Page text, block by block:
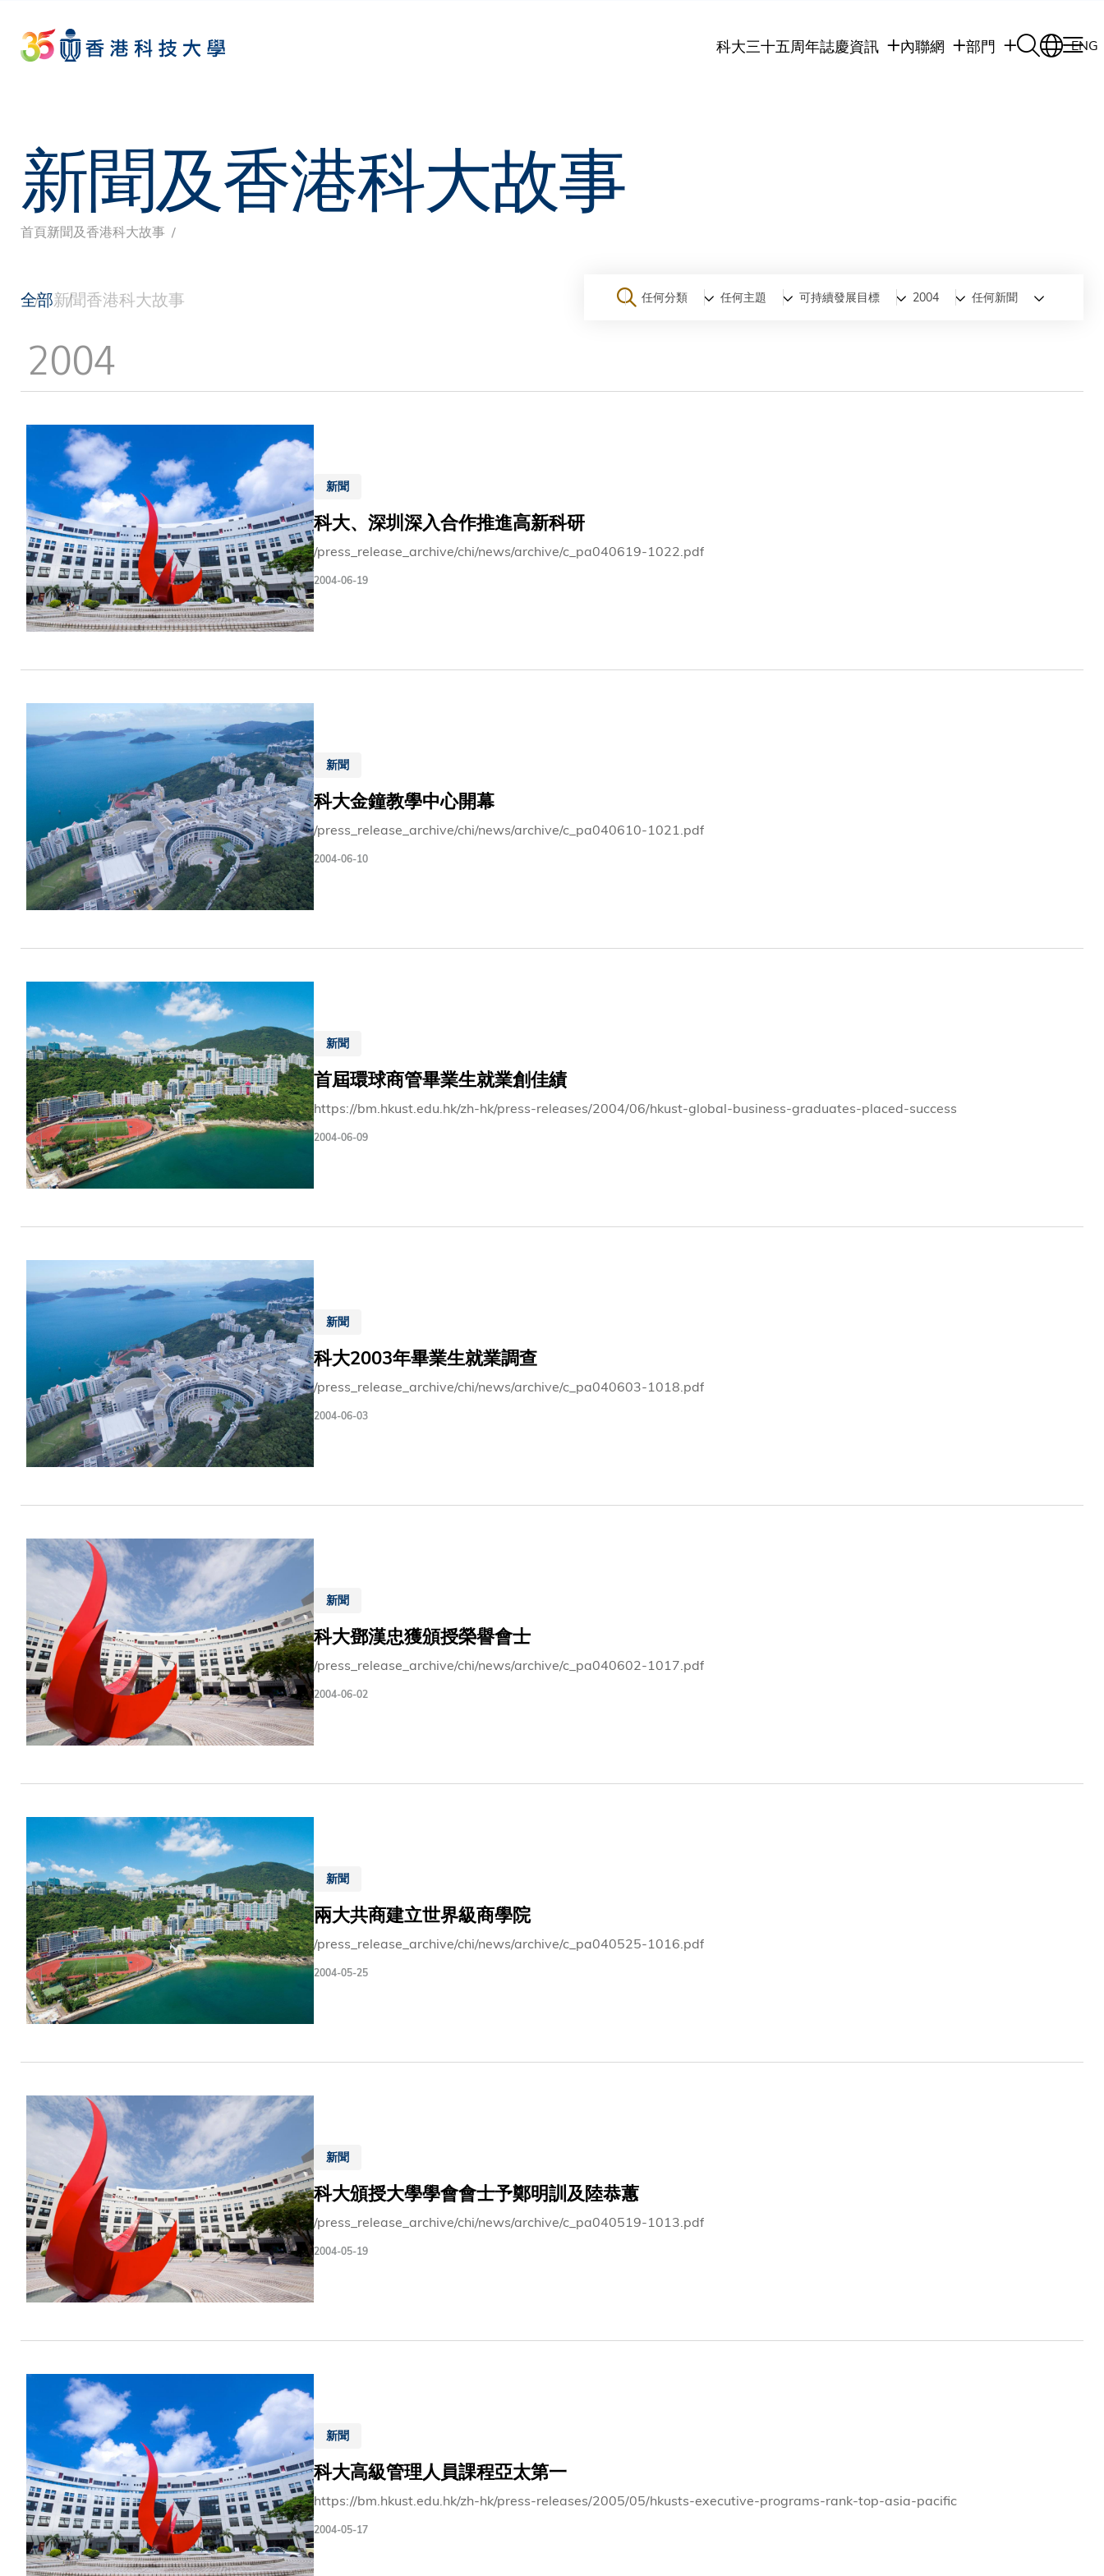
main
content
科大三十五周年誌慶資訊 內聯網 部門 ENG
新聞及香港科大故事
導
航
連
結
首頁新聞及香港科大故事
全部新聞香港科大故事 任何分類 任何主題 可持續發展目標 2004 任何新聞
2004
新聞
科大、深圳深入合作推進高新科研
/press_release_archive/chi/news/archive/c_pa040619-1022.pdf
2004-06-19
新聞
科大金鐘教學中心開幕
/press_release_archive/chi/news/archive/c_pa040610-1021.pdf
2004-06-10
新聞
首屆環球商管畢業生就業創佳績
https://bm.hkust.edu.hk/zh-hk/press-releases/2004/06/hkust-global-business-graduates-placed-success
2004-06-09
新聞
科大2003年畢業生就業調查
/press_release_archive/chi/news/archive/c_pa040603-1018.pdf
2004-06-03
新聞
科大鄧漢忠獲頒授榮譽會士
/press_release_archive/chi/news/archive/c_pa040602-1017.pdf
2004-06-02
新聞
兩大共商建立世界級商學院
/press_release_archive/chi/news/archive/c_pa040525-1016.pdf
2004-05-25
新聞
科大頒授大學學會會士予鄭明訓及陸恭蕙
/press_release_archive/chi/news/archive/c_pa040519-1013.pdf
2004-05-19
新聞
科大高級管理人員課程亞太第一
https://bm.hkust.edu.hk/zh-hk/press-releases/2005/05/hkusts-executive-programs-rank-top-asia-pacific
2004-05-17